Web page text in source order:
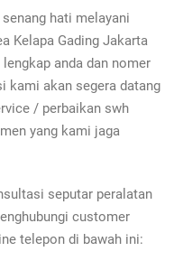
hati melayani
Kelapa Gading Jakarta
anda dan nomer
kami akan segera datang
/ perbaikan swh
yang kami jaga
seputar peralatan
customer
telepon di bawah ini: